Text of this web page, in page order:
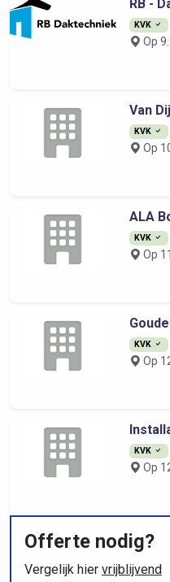
RB -
KVK
Op
Van
KVK
Op
ALA
KVK
Op
KVK
Op
KVK
Op
Offerte nodig?
Vergelijk hier vrijblijvend